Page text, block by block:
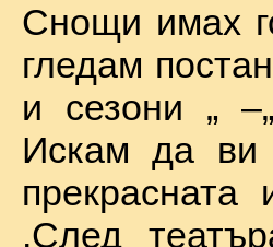
Снощи имах
гледам
и сезони „
Искам да ви
прекрасната
.След